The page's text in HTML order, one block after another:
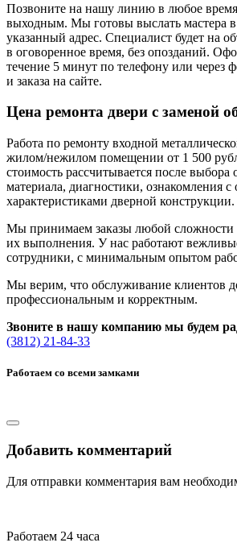
Позвоните на нашу линию в любое
выходным. Мы готовы выслать мастера
указанный адрес. Специалист будет на
в оговоренное время, без опозданий.
течение 5 минут по телефону или через
и заказа на сайте.
Цена ремонта двери с заменой
Работа по ремонту входной
жилом/нежилом помещении от 1 500
стоимость рассчитывается после выбора
материала, диагностики, ознакомления с
характеристиками дверной конструкции.
Мы принимаем заказы любой сложности
их выполнения. У нас работают
сотрудники, с минимальным опытом
Мы верим, что обслуживание клиентов
профессиональным и корректным.
Звоните в нашу компанию мы будем
(3812) 21-84-33
Работаем со всеми замками
Добавить комментарий
Для отправки комментария вам
Работаем 24 часа